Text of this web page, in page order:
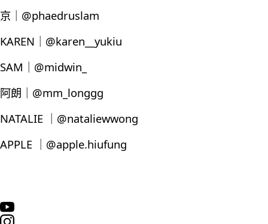
京｜@phaedruslam
KAREN｜@karen__yukiu
SAM｜@midwin_
阿朗｜@mm_longgg
NATALIE ｜@nataliewwong
APPLE ｜@apple.hiufung